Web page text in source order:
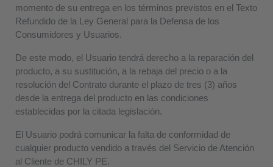
momento de su entrega en los términos previstos en el Texto
Refundido de la Ley General para la Defensa de los
Consumidores y Usuarios.
De este modo, el Usuario tendrá derecho a la reparación del
producto, a su sustitución, a la rebaja del precio o a la
resolución del Contrato durante el plazo de tres (3) años
desde la entrega del producto en las condiciones
establecidas por la citada legislación.
El Usuario podrá comunicar la falta de conformidad de
cualquier producto vendido a través del Servicio de Atención
al Cliente de CHILY PE.